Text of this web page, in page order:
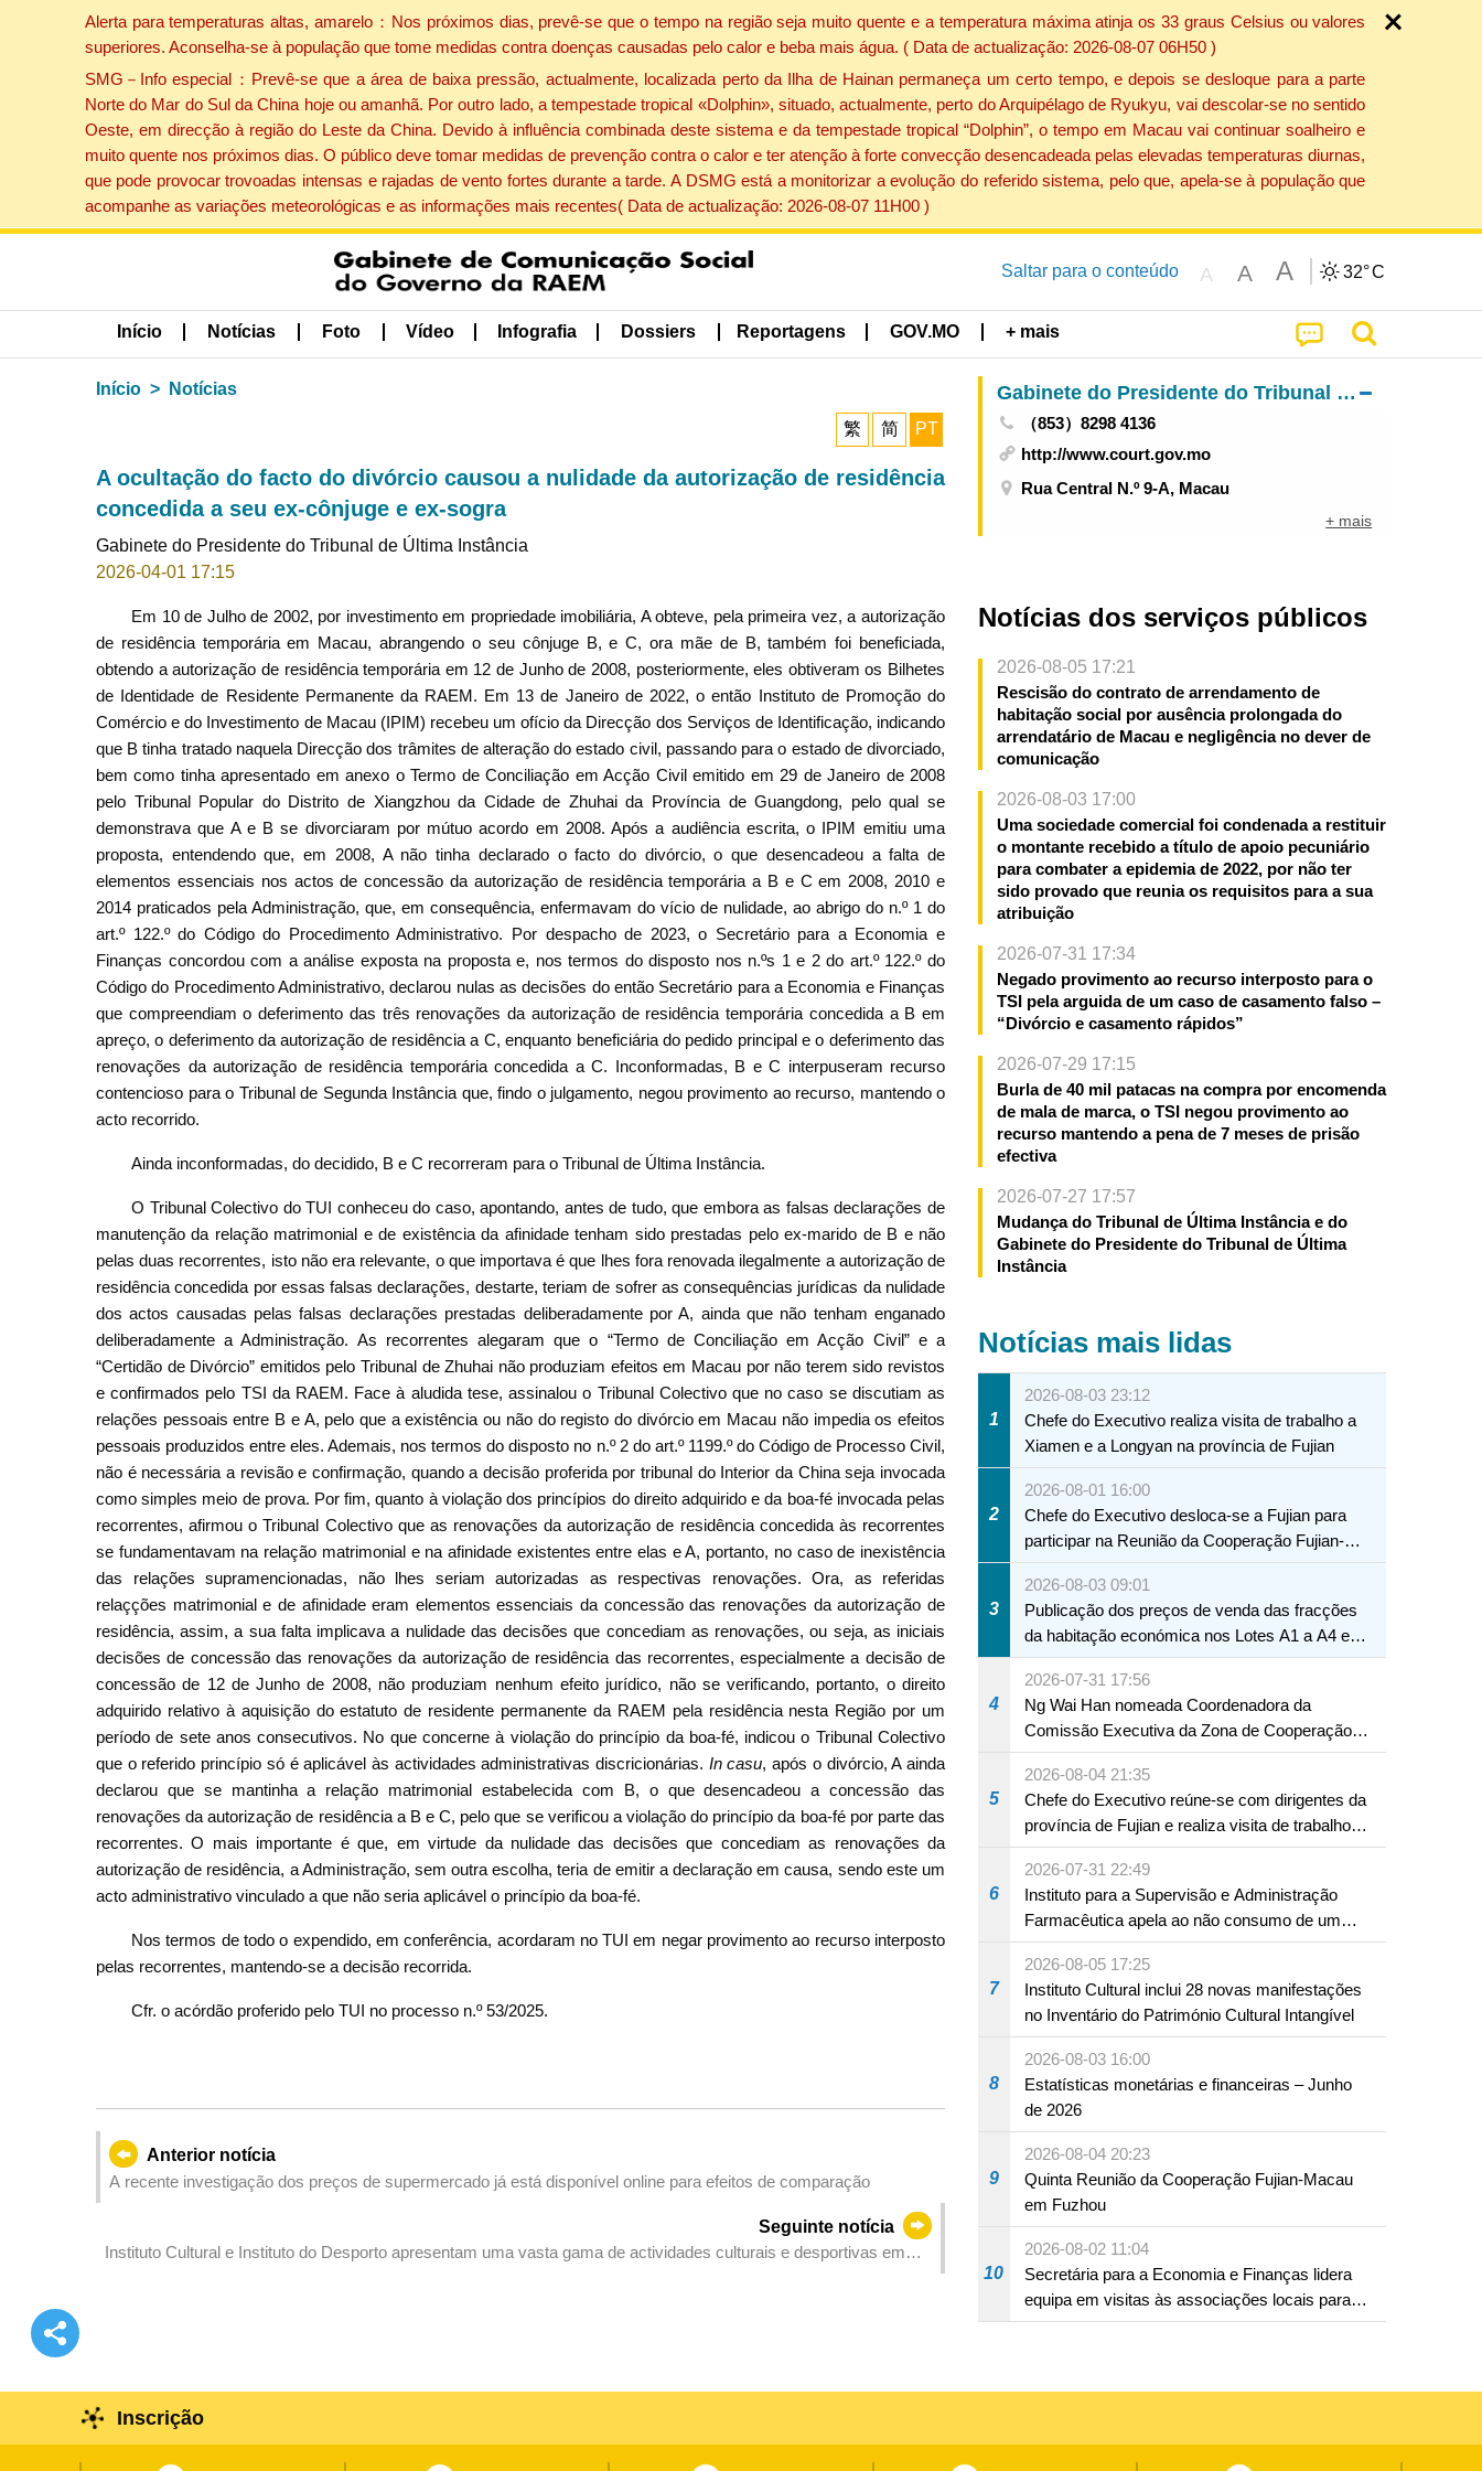
Alerta para temperaturas altas, amarelo：Nos próximos dias, prevê-se que o tempo na região seja muito quente e a temperatura máxima atinja os 33 graus Celsius ou valores
superiores. Aconselha-se à população que tome medidas contra doenças causadas pelo calor e beba mais água. ( Data de actualização: 2026-08-07 06H50 )
SMG－Info especial：Prevê-se que a área de baixa pressão, actualmente, localizada perto da Ilha de Hainan permaneça um certo tempo, e depois se desloque para a parte
Norte do Mar do Sul da China hoje ou amanhã. Por outro lado, a tempestade tropical «Dolphin», situado, actualmente, perto do Arquipélago de Ryukyu, vai descolar-se no sentido
Oeste, em direcção à região do Leste da China. Devido à influência combinada deste sistema e da tempestade tropical “Dolphin”, o tempo em Macau vai continuar soalheiro e
muito quente nos próximos dias. O público deve tomar medidas de prevenção contra o calor e ter atenção à forte convecção desencadeada pelas elevadas temperaturas diurnas,
que pode provocar trovoadas intensas e rajadas de vento fortes durante a tarde. A DSMG está a monitorizar a evolução do referido sistema, pelo que, apela-se à população que
acompanhe as variações meteorológicas e as informações mais recentes( Data de actualização: 2026-08-07 11H00 )
Saltar para o conteúdo A A A 32°C
Início Notícias Foto Vídeo Infografia Dossiers Reportagens GOV.MO + mais
Início Notícias
繁 简 PT
A ocultação do facto do divórcio causou a nulidade da autorização de residência
concedida a seu ex-cônjuge e ex-sogra
Gabinete do Presidente do Tribunal de Última Instância
2026-04-01 17:15
Em 10 de Julho de 2002, por investimento em propriedade imobiliária, A obteve, pela primeira vez, a autorização
de residência temporária em Macau, abrangendo o seu cônjuge B, e C, ora mãe de B, também foi beneficiada,
obtendo a autorização de residência temporária em 12 de Junho de 2008, posteriormente, eles obtiveram os Bilhetes
de Identidade de Residente Permanente da RAEM. Em 13 de Janeiro de 2022, o então Instituto de Promoção do
Comércio e do Investimento de Macau (IPIM) recebeu um ofício da Direcção dos Serviços de Identificação, indicando
que B tinha tratado naquela Direcção dos trâmites de alteração do estado civil, passando para o estado de divorciado,
bem como tinha apresentado em anexo o Termo de Conciliação em Acção Civil emitido em 29 de Janeiro de 2008
pelo Tribunal Popular do Distrito de Xiangzhou da Cidade de Zhuhai da Província de Guangdong, pelo qual se
demonstrava que A e B se divorciaram por mútuo acordo em 2008. Após a audiência escrita, o IPIM emitiu uma
proposta, entendendo que, em 2008, A não tinha declarado o facto do divórcio, o que desencadeou a falta de
elementos essenciais nos actos de concessão da autorização de residência temporária a B e C em 2008, 2010 e
2014 praticados pela Administração, que, em consequência, enfermavam do vício de nulidade, ao abrigo do n.º 1 do
art.º 122.º do Código do Procedimento Administrativo. Por despacho de 2023, o Secretário para a Economia e
Finanças concordou com a análise exposta na proposta e, nos termos do disposto nos n.ºs 1 e 2 do art.º 122.º do
Código do Procedimento Administrativo, declarou nulas as decisões do então Secretário para a Economia e Finanças
que compreendiam o deferimento das três renovações da autorização de residência temporária concedida a B em
apreço, o deferimento da autorização de residência a C, enquanto beneficiária do pedido principal e o deferimento das
renovações da autorização de residência temporária concedida a C. Inconformadas, B e C interpuseram recurso
contencioso para o Tribunal de Segunda Instância que, findo o julgamento, negou provimento ao recurso, mantendo o
acto recorrido.
Ainda inconformadas, do decidido, B e C recorreram para o Tribunal de Última Instância.
O Tribunal Colectivo do TUI conheceu do caso, apontando, antes de tudo, que embora as falsas declarações de
manutenção da relação matrimonial e de existência da afinidade tenham sido prestadas pelo ex-marido de B e não
pelas duas recorrentes, isto não era relevante, o que importava é que lhes fora renovada ilegalmente a autorização de
residência concedida por essas falsas declarações, destarte, teriam de sofrer as consequências jurídicas da nulidade
dos actos causadas pelas falsas declarações prestadas deliberadamente por A, ainda que não tenham enganado
deliberadamente a Administração. As recorrentes alegaram que o “Termo de Conciliação em Acção Civil” e a
“Certidão de Divórcio” emitidos pelo Tribunal de Zhuhai não produziam efeitos em Macau por não terem sido revistos
e confirmados pelo TSI da RAEM. Face à aludida tese, assinalou o Tribunal Colectivo que no caso se discutiam as
relações pessoais entre B e A, pelo que a existência ou não do registo do divórcio em Macau não impedia os efeitos
pessoais produzidos entre eles. Ademais, nos termos do disposto no n.º 2 do art.º 1199.º do Código de Processo Civil,
não é necessária a revisão e confirmação, quando a decisão proferida por tribunal do Interior da China seja invocada
como simples meio de prova. Por fim, quanto à violação dos princípios do direito adquirido e da boa-fé invocada pelas
recorrentes, afirmou o Tribunal Colectivo que as renovações da autorização de residência concedida às recorrentes
se fundamentavam na relação matrimonial e na afinidade existentes entre elas e A, portanto, no caso de inexistência
das relações supramencionadas, não lhes seriam autorizadas as respectivas renovações. Ora, as referidas
relaçções matrimonial e de afinidade eram elementos essenciais da concessão das renovações da autorização de
residência, assim, a sua falta implicava a nulidade das decisões que concediam as renovações, ou seja, as iniciais
decisões de concessão das renovações da autorização de residência das recorrentes, especialmente a decisão de
concessão de 12 de Junho de 2008, não produziam nenhum efeito jurídico, não se verificando, portanto, o direito
adquirido relativo à aquisição do estatuto de residente permanente da RAEM pela residência nesta Região por um
período de sete anos consecutivos. No que concerne à violação do princípio da boa-fé, indicou o Tribunal Colectivo
que o referido princípio só é aplicável às actividades administrativas discricionárias. In casu, após o divórcio, A ainda
declarou que se mantinha a relação matrimonial estabelecida com B, o que desencadeou a concessão das
renovações da autorização de residência a B e C, pelo que se verificou a violação do princípio da boa-fé por parte das
recorrentes. O mais importante é que, em virtude da nulidade das decisões que concediam as renovações da
autorização de residência, a Administração, sem outra escolha, teria de emitir a declaração em causa, sendo este um
acto administrativo vinculado a que não seria aplicável o princípio da boa-fé.
Nos termos de todo o expendido, em conferência, acordaram no TUI em negar provimento ao recurso interposto
pelas recorrentes, mantendo-se a decisão recorrida.
Cfr. o acórdão proferido pelo TUI no processo n.º 53/2025.
Anterior notícia
A recente investigação dos preços de supermercado já está disponível online para efeitos de comparação
Seguinte notícia
Instituto Cultural e Instituto do Desporto apresentam uma vasta gama de actividades culturais e desportivas em
Gabinete do Presidente do Tribunal de Última Instância
（853）8298 4136
http://www.court.gov.mo
Rua Central N.º 9-A, Macau
+ mais
Notícias dos serviços públicos
2026-08-05 17:21
Rescisão do contrato de arrendamento de
habitação social por ausência prolongada do
arrendatário de Macau e negligência no dever de
comunicação
2026-08-03 17:00
Uma sociedade comercial foi condenada a restituir
o montante recebido a título de apoio pecuniário
para combater a epidemia de 2022, por não ter
sido provado que reunia os requisitos para a sua
atribuição
2026-07-31 17:34
Negado provimento ao recurso interposto para o
TSI pela arguida de um caso de casamento falso –
“Divórcio e casamento rápidos”
2026-07-29 17:15
Burla de 40 mil patacas na compra por encomenda
de mala de marca, o TSI negou provimento ao
recurso mantendo a pena de 7 meses de prisão
efectiva
2026-07-27 17:57
Mudança do Tribunal de Última Instância e do
Gabinete do Presidente do Tribunal de Última
Instância
Notícias mais lidas
1
2026-08-03 23:12
Chefe do Executivo realiza visita de trabalho a
Xiamen e a Longyan na província de Fujian
2
2026-08-01 16:00
Chefe do Executivo desloca-se a Fujian para
participar na Reunião da Cooperação Fujian-
Macau
3
2026-08-03 09:01
Publicação dos preços de venda das fracções
da habitação económica nos Lotes A1 a A4 e
A12 da Zona A dos Novos Aterros
4
2026-07-31 17:56
Ng Wai Han nomeada Coordenadora da
Comissão Executiva da Zona de Cooperação
Aprofundada entre Guangdong e Macau em
Hengqin
5
2026-08-04 21:35
Chefe do Executivo reúne-se com dirigentes da
província de Fujian e realiza visita de trabalho
em Fuzhou
6
2026-07-31 22:49
Instituto para a Supervisão e Administração
Farmacêutica apela ao não consumo de um
produto com substâncias medicamentosas
ocidentais
7
2026-08-05 17:25
Instituto Cultural inclui 28 novas manifestações
no Inventário do Património Cultural Intangível
8
2026-08-03 16:00
Estatísticas monetárias e financeiras – Junho
de 2026
9
2026-08-04 20:23
Quinta Reunião da Cooperação Fujian-Macau
em Fuzhou
10
2026-08-02 11:04
Secretária para a Economia e Finanças lidera
equipa em visitas às associações locais para
consolidar consensos e promover os trabalhos
Inscrição